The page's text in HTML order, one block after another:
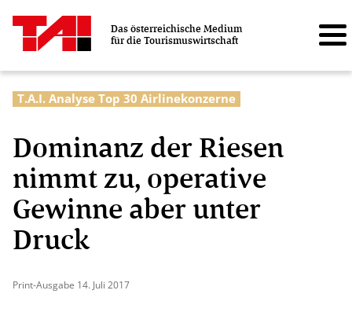
Das österreichische Medium
für die Tourismuswirtschaft
T.A.I. Analyse Top 30 Airlinekonzerne
Dominanz der Riesen
nimmt zu, operative
Gewinne aber unter
Druck
Print-Ausgabe 14. Juli 2017